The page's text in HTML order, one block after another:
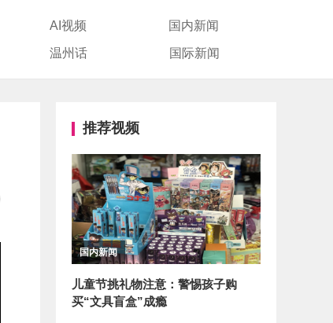
AI视频 国内新闻
温州话 国际新闻
推荐视频
国内新闻
儿童节挑礼物注意：警惕孩子购
买“文具盲盒”成瘾